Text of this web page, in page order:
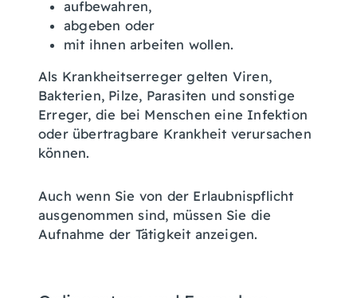
aufbewahren,
abgeben oder
mit ihnen arbeiten wollen.
Als Krankheitserreger gelten Viren,
Bakterien, Pilze, Parasiten und sonstige
Erreger, die bei Menschen eine Infektion
oder übertragbare Krankheit verursachen
können.
Auch wenn Sie von der Erlaubnispflicht
ausgenommen sind, müssen Sie die
Aufnahme der Tätigkeit anzeigen.